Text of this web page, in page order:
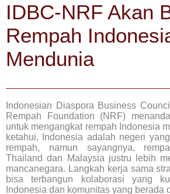
IDBC-NRF Akan
Rempah
Mendunia
Indonesian Diaspora Business
Rempah Foundation (NRF)
untuk mengangkat rempah Indonesia
ketahui, Indonesia adalah negeri
rempah, namun sayangnya,
Thailand dan Malaysia justru lebih
mancanegara. Langkah kerja sama
bisa terbangun kolaborasi yang
Indonesia dan komunitas yang berada